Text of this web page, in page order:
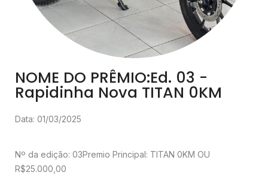
NOME DO PRÊMIO:Ed. 03 -
Rapidinha Nova TITAN 0KM
Data: 01/03/2025
Nº da edição: 03Premio Principal: TITAN 0KM OU
R$25.000,00